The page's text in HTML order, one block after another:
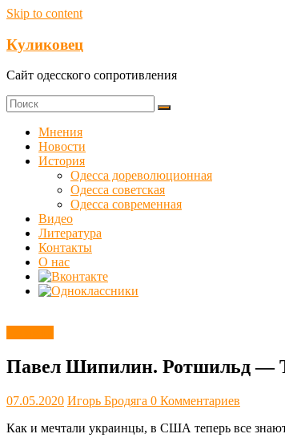
Skip to content
Куликовец
Сайт одесского сопротивления
Мнения
Новости
История
Одесса дореволюционная
Одесса советская
Одесса современная
Видео
Литература
Контакты
О нас
Павел Шипилин. Ротшильд
07.05.2020 Игорь Бродяга 0 Комментариев
Как и мечтали украинцы, в США теперь все